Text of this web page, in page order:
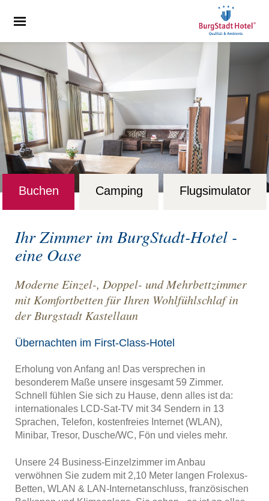
Buchen Camping Flugsimulator
Ihr Zimmer im BurgStadt-Hotel -
eine Oase
Moderne Einzel-, Doppel- und Mehrbettzimmer
mit Komfortbetten für Ihren Wohlfühlschlaf in
der Burgstadt Kastellaun
Übernachten im First-Class-Hotel
Erholung von Anfang an! Das versprechen in
besonderem Maße unsere insgesamt 59 Zimmer.
Schnell fühlen Sie sich zu Hause, denn alles ist da:
internationales LCD-Sat-TV mit 34 Sendern in 13
Sprachen, Telefon, kostenfreies Internet (WLAN),
Minibar, Tresor, Dusche/WC, Fön und vieles mehr.
Unsere 24 Business-Einzelzimmer im Anbau
verwöhnen Sie zudem mit 2,10 Meter langen Frolexus-
Betten, WLAN & LAN-Internetanschluss, französischen